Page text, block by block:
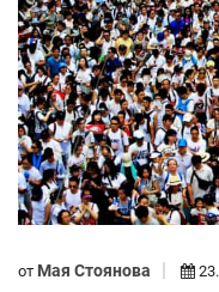
от Мая Стоянова